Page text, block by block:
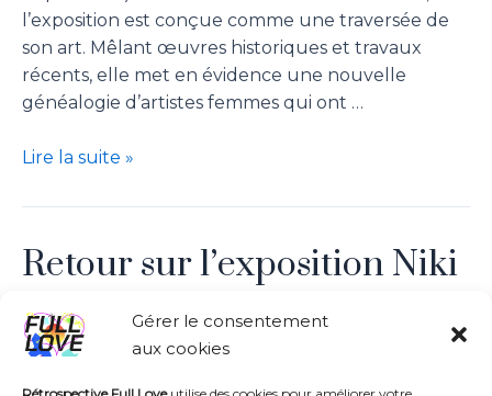
Gérer le consentement
aux cookies
l’exposition est conçue comme une traversée de
son art. Mêlant œuvres historiques et travaux
récents, elle met en évidence une nouvelle
généalogie d’artistes femmes qui ont …
Lire la suite »
Retour sur l’exposition Niki
de Saint Phalle
Laisser un commentaire
Tania